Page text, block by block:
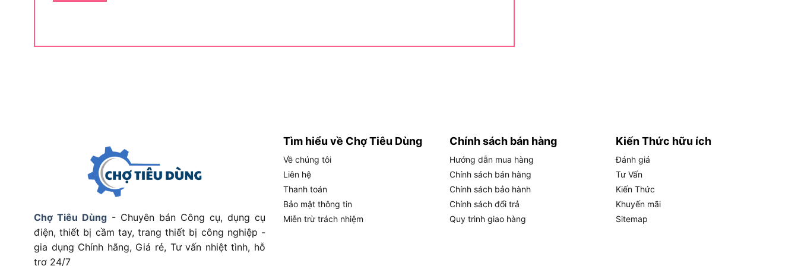
Bảng dưới đây tóm tắt toàn bộ thông số kỹ thuật của Crown CT15074, giúp bạn tra cứu nhanh và so
Đường kính lưỡi cắt
185mm
Độ sâu cắt tối đa 90°
62.5mm
43mm
Tốc độ không tải
Trọng lượng
Chợ Tiêu Dùng - Chuyên bán Công cụ, dụng cụ
điện, thiết bị cầm tay, trang thiết bị công nghiệp -
gia dụng Chính hãng, Giá rẻ, Tư vấn nhiệt tình, hỗ
trợ 24/7
Tìm hiểu về Chợ Tiêu Dùng
Về chúng tôi
Liên hệ
Thanh toán
Bảo mật thông tin
Miễn trừ trách nhiệm
Chính sách bán hàng
Hướng dẫn mua hàng
Chính sách bán hàng
Chính sách bảo hành
Chính sách đổi trả
Quy trình giao hàng
Kiến Thức hữu ích
Đánh giá
Tư Vấn
Kiến Thức
Khuyến mãi
Sitemap